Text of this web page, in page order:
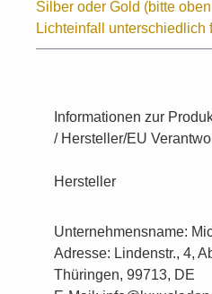
Silber oder Gold (bitte
Lichteinfall
Informationen zur
/ Hersteller/EU
Hersteller
Unternehmensname:
Adresse: Lindenstr., 4,
Thüringen, 99713, DE